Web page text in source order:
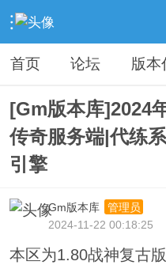
› 传奇私服专区 › 传奇商业
首页 论坛 版本
[Gm版本库]2024
传奇服务端|代练
引擎
Gm版本库
管理员
2024-11-22 00:18:25
本区为1.80战神复古